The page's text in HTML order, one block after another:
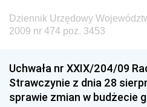
Dziennik Urzędowy Ministra
Dziennik Urzędowy Ministra
Dziennik Urzędowy
Dziennik Urzędowy
2009 nr 474 poz. 3453
Uchwała nr XXIX/204/09
Strawczynie z dnia 28
sprawie zmian w budżecie